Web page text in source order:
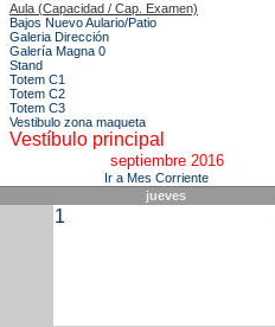
Aula (Capacidad / Cap. Examen)
Bajos Nuevo Aulario/Patio
Galeria Dirección
Galería Magna 0
Stand
Totem C1
Totem C2
Totem C3
Vestibulo zona maqueta
Vestíbulo principal
septiembre 2016
Ir a Mes Corriente
jueves
1